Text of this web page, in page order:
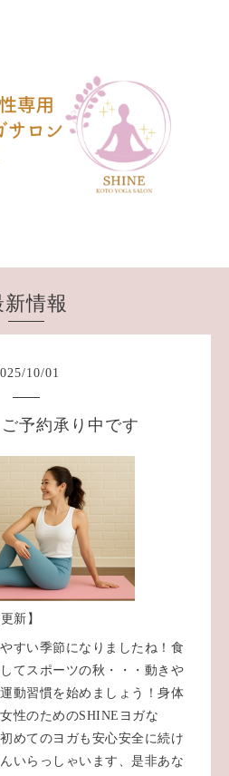
新情報
/10/01
予約承り中です
新】
すい季節になりましたね！食
てスポーツの秋・・・動きや
動習慣を始めましょう！身体
性のためのSHINEヨガな
めてのヨガも安心安全に続け
いらっしゃいます、是非あな